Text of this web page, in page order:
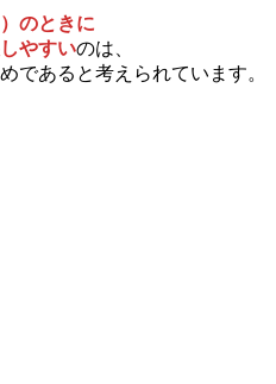
のときに
やすいのは、
であると考えられています。